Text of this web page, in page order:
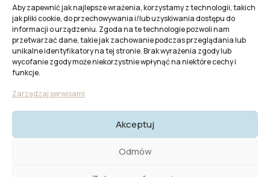
Aby zapewnić jak najlepsze wrażenia, korzystamy z technologii, takich
jak pliki cookie, do przechowywania i/lub uzyskiwania dostępu do
informacji o urządzeniu. Zgoda na te technologie pozwoli nam
przetwarzać dane, takie jak zachowanie podczas przeglądania lub
unikalne identyfikatory na tej stronie. Brak wyrażenia zgody lub
wycofanie zgody może niekorzystnie wpłynąć na niektóre cechy i
funkcje.
Zarządzaj serwisami
Akceptuj
Odmów
Ta strona jest chroniona przez
Prywatności I Cookies